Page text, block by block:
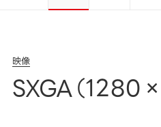
映像
SXGA（